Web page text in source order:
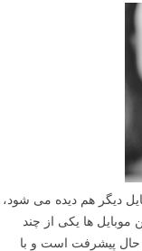
دیگر هم دیده می شود،
ها یکی از چند
پیشرفت است و با